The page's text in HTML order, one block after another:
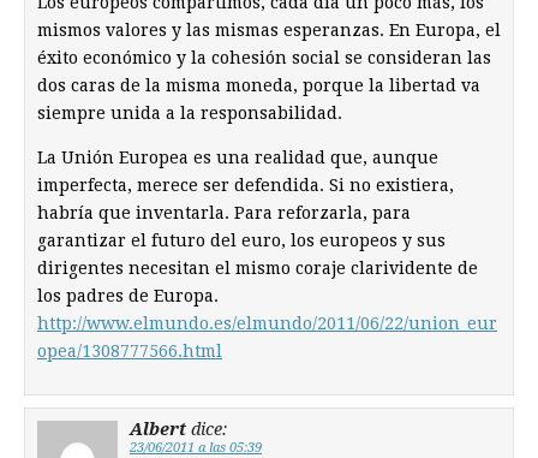
mismos valores y las mismas esperanzas. En Europa, el
éxito económico y la cohesión social se consideran las
dos caras de la misma moneda, porque la libertad va
siempre unida a la responsabilidad.
La Unión Europea es una realidad que, aunque
imperfecta, merece ser defendida. Si no existiera,
habría que inventarla. Para reforzarla, para
garantizar el futuro del euro, los europeos y sus
dirigentes necesitan el mismo coraje clarividente de
los padres de Europa.
http://www.elmundo.es/elmundo/2011/06/22/union_eur
opea/1308777566.html
Albert dice:
23/06/2011 a las 05:39